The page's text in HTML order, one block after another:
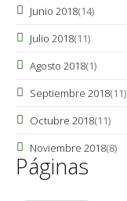
Junio 2018(14)
Julio 2018(11)
Agosto 2018(1)
Septiembre 2018(11)
Octubre 2018(11)
Noviembre 2018(8)
Páginas